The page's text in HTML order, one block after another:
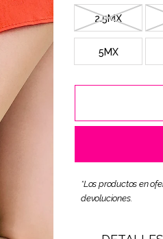
2.5MX
5MX
*Los productos en
devoluciones.